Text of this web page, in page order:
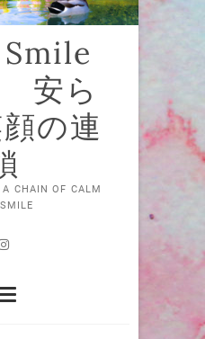
安ら
の連
A CHAIN OF CALM
Instagram